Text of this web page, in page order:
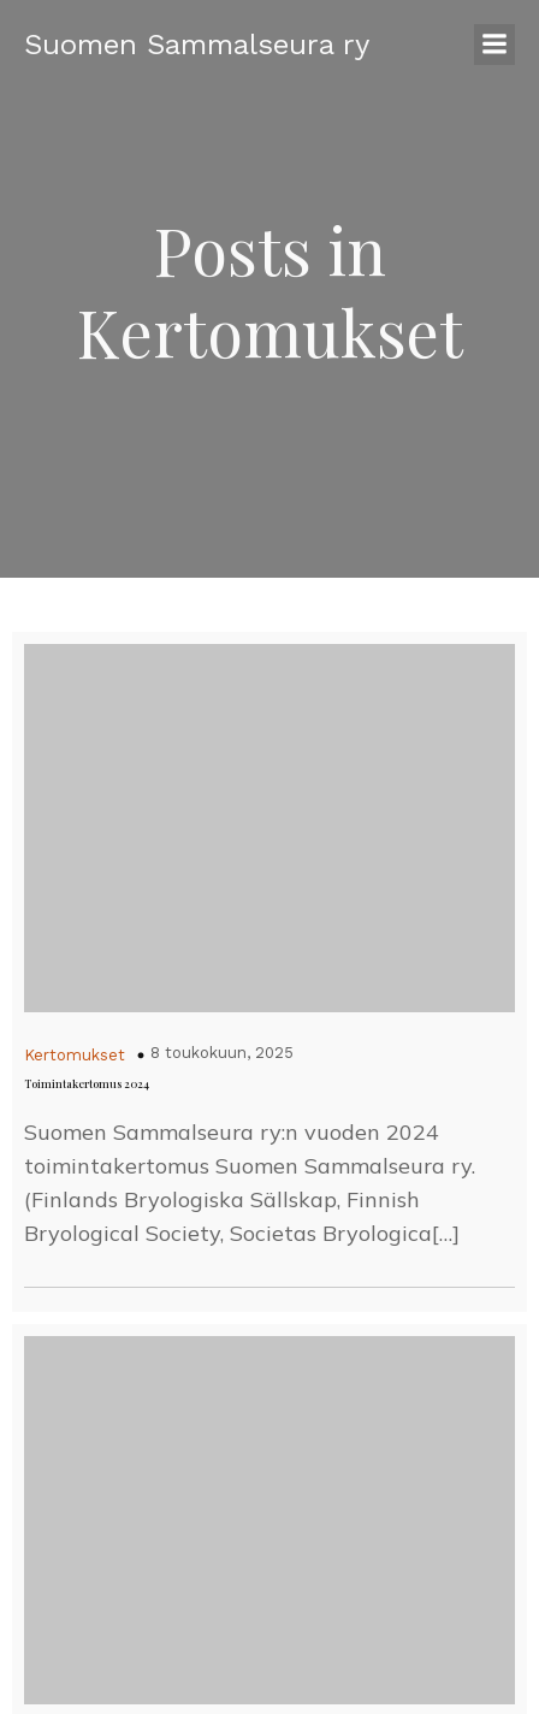
Suomen Sammalseura ry
Posts in
Kertomukset
Kertomukset 8 toukokuun, 2025
Toimintakertomus 2024
Suomen Sammalseura ry:n vuoden 2024
toimintakertomus Suomen Sammalseura ry.
(Finlands Bryologiska Sällskap, Finnish
Bryological Society, Societas Bryologica[…]